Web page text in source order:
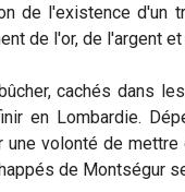
de l'existence d'un
de l'or, de l'argent
cachés dans
en Lombardie.
une volonté de
de Montségur